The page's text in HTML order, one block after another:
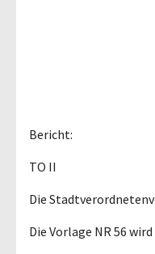
Bericht:
TO II
Die
Die Vorlage NR 56